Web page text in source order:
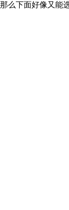
那么下面好像又能